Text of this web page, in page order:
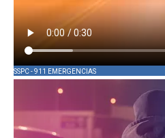
SSPC - 911 EMERGENCIAS